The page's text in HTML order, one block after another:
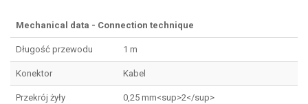
Mechanical data - Connection technique
Długość przewodu 1 m
Konektor Kabel
Przekrój żyły 0,25 mm<sup>2</sup>